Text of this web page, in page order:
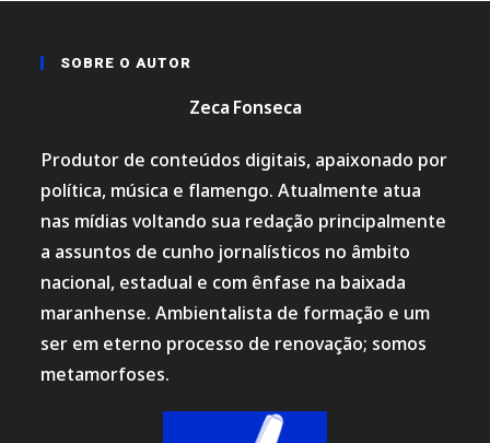
SOBRE O AUTOR
Zeca Fonseca
Produtor de conteúdos digitais, apaixonado por
política, música e flamengo. Atualmente atua
nas mídias voltando sua redação principalmente
a assuntos de cunho jornalísticos no âmbito
nacional, estadual e com ênfase na baixada
maranhense. Ambientalista de formação e um
ser em eterno processo de renovação; somos
metamorfoses.